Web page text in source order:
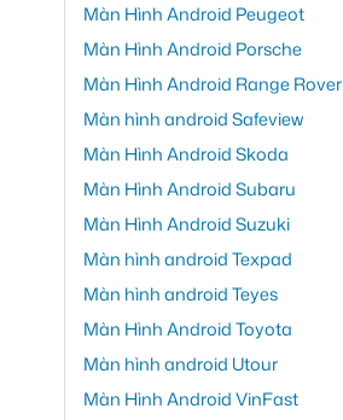
Màn Hình Android Peugeot
Màn Hình Android Porsche
Màn Hình Android Range Rover
Màn hình android Safeview
Màn Hình Android Skoda
Màn Hình Android Subaru
Màn Hình Android Suzuki
Màn hình android Texpad
Màn hình android Teyes
Màn Hình Android Toyota
Màn hình android Utour
Màn Hình Android VinFast